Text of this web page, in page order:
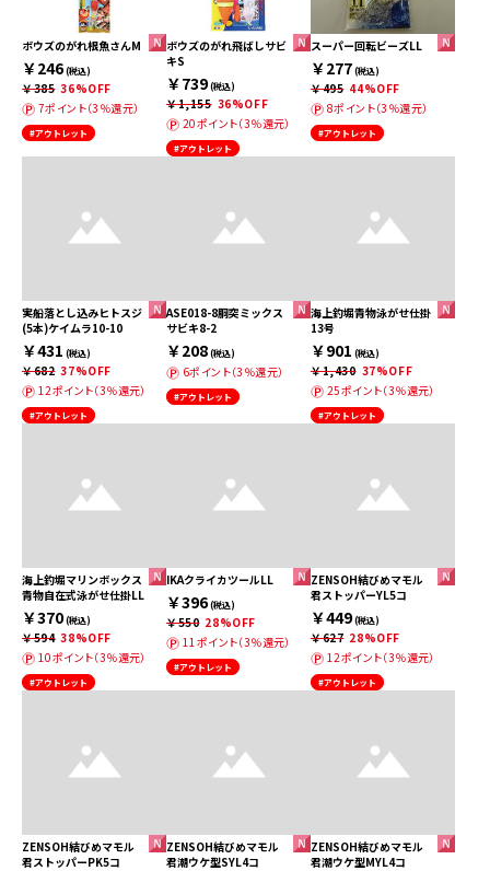
ボウズのがれ根魚さんM
￥246(税込)
￥385 36%OFF
7ポイント（3％還元）
#アウトレット
ボウズのがれ飛ばしサビ
キS
￥739(税込)
￥1,155 36%OFF
20ポイント（3％還元）
#アウトレット
スーパー回転ビーズLL
￥277(税込)
￥495 44%OFF
8ポイント（3％還元）
#アウトレット
実船落とし込みヒトスジ
(5本)ケイムラ10-10
￥431 (税込)
￥682 37%OFF
12ポイント（3％還元）
#アウトレット
ASE018-8胴突ミックス
サビキ8-2
￥208(税込)
6ポイント（3％還元）
#アウトレット
海上釣堀青物泳がせ仕掛
13号
￥901 (税込)
￥1,430 37%OFF
25ポイント（3％還元）
#アウトレット
海上釣堀マリンボックス
青物自在式泳がせ仕掛LL
￥370(税込)
￥594 38%OFF
10ポイント（3％還元）
#アウトレット
IKAクライカツールLL
￥396(税込)
￥550 28%OFF
11ポイント（3％還元）
#アウトレット
ZENSOH結びめマモル
君ストッパーYL5コ
￥449(税込)
￥627 28%OFF
12ポイント（3％還元）
#アウトレット
ZENSOH結びめマモル
君ストッパーPK5コ
ZENSOH結びめマモル
君潮ウケ型SYL4コ
ZENSOH結びめマモル
君潮ウケ型MYL4コ